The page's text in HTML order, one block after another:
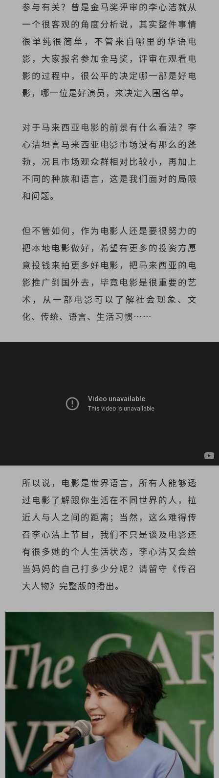
参与有关？曾是金马奖评审的李心洁就从
一个很客观的角度分析说，其实整件事情
很单纯很简单，不管来自哪里的华语电
影，大家报名参加金马奖，评审在观看电
影的过程中，很公平的决定哪一部是好电
影，哪一位是好演员，来决定入围名单。
对于马来西亚电影的前景有什么看法？李
心洁坦言马来西亚电影市场没有那么的蓬
勃，况且市场观众群相对比较小，再加上
不同的种族和语言，这是我们面对的局限
和问题。
但不管如何，作为电影人还是要很努力的
把本地电影做好，希望有更多的投资方愿
意投钱来拍更多好电影，把马来西亚的电
影推广到国外去，毕竟电影是很重要的艺
术，从一部电影可以了解社会现象、文
化、传统、语言、生活习惯……
所以说，电影是世界语言，所有人能够透
过电影了解跟你生活在不同世界的人，拉
近人与人之间的距离；当然，这么难得传
召李心洁上节目，我们不只是谈及电影还
有很多她的个人生活状态，李心洁又会给
当妈妈的自己打多少分呢？请留守《传召
大人物》完整版的播出。